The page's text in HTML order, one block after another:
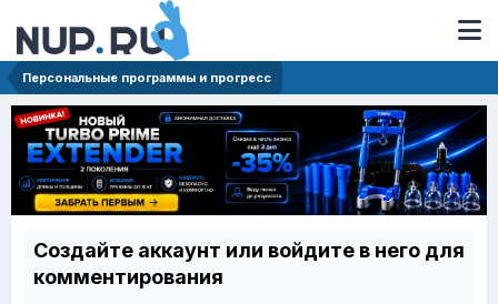
Персональные программы и прогресс
Создайте аккаунт или войдите в него для
комментирования